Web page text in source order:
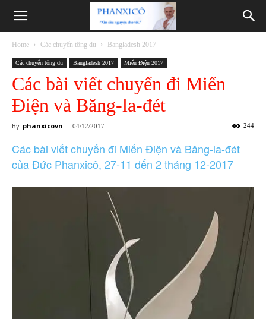
Phanxicô
Home Các chuyến tông du Bangladesh 2017
Các chuyến tông du Bangladesh 2017 Miến Điện 2017
Các bài viết chuyến đi Miến
Điện và Băng-la-đét
By phanxicovn - 04/12/2017 244
Các bài viết chuyến đi Miến Điện và Băng-la-đét
của Đức Phanxicô, 27-11 đến 2 tháng 12-2017